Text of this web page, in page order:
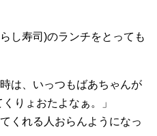
し寿司)のランチをとっても
は、いっつもばあちゃんが
りょおたよなぁ。」
くれる人おらんようになっ